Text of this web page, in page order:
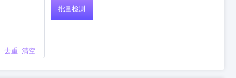
去重 清空
批量检测